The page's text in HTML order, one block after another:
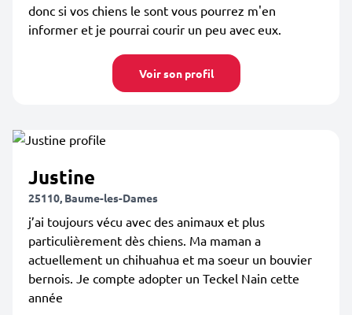
donc si vos chiens le sont vous pourrez m'en
informer et je pourrai courir un peu avec eux.
Voir son profil
Justine
25110, Baume-les-Dames
j’ai toujours vécu avec des animaux et plus
particulièrement dès chiens. Ma maman a
actuellement un chihuahua et ma soeur un bouvier
bernois. Je compte adopter un Teckel Nain cette
année